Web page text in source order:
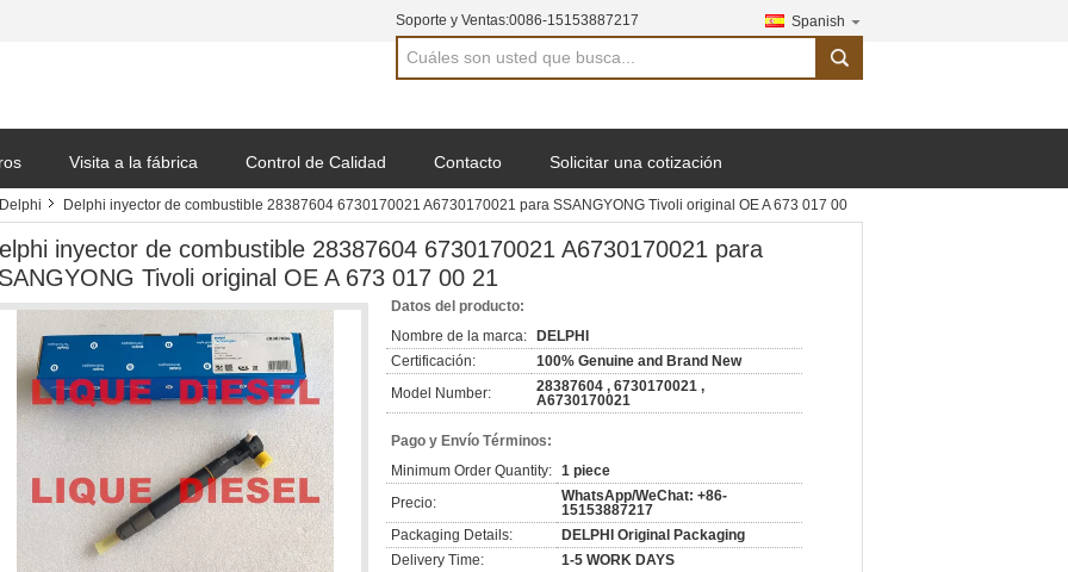
Soporte y Ventas:0086-15153887217 Spanish
search
Visita a la fábrica Control de Calidad Contacto Solicitar una cotización
Delphi inyector de combustible 28387604 6730170021 A6730170021 para SSANGYONG Tivoli original OE A 673 017 00
inyector de combustible 28387604 6730170021 A6730170021 para
Tivoli original OE A 673 017 00 21
Datos del producto:
Nombre de la marca:
DELPHI
Certificación:
100% Genuine and Brand New
Model Number:
28387604 , 6730170021 ,
A6730170021
Pago y Envío Términos:
Minimum Order Quantity: 1 piece
Precio:
WhatsApp/WeChat: +86-
15153887217
Packaging Details:
DELPHI Original Packaging
Delivery Time:
1-5 WORK DAYS